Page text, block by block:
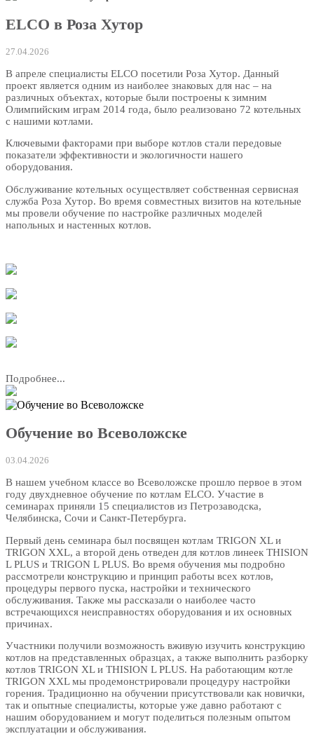
ELCO в Роза Хутор
27.04.2026
В апреле специалисты ELCO посетили Роза Хутор. Данный
проект является одним из наиболее знаковых для нас – на
различных объектах, которые были построены к зимним
Олимпийским играм 2014 года, было реализовано 72 котельных
с нашими котлами.
Ключевыми факторами при выборе котлов стали передовые
показатели эффективности и экологичности нашего
оборудования.
Обслуживание котельных осуществляет собственная сервисная
служба Роза Хутор. Во время совместных визитов на котельные
мы провели обучение по настройке различных моделей
напольных и настенных котлов.
Подробнее...
Обучение во Всеволожске
03.04.2026
В нашем учебном классе во Всеволожске прошло первое в этом
году двухдневное обучение по котлам ELCO. Участие в
семинарах приняли 15 специалистов из Петрозаводска,
Челябинска, Сочи и Санкт-Петербурга.
Первый день семинара был посвящен котлам TRIGON XL и
TRIGON XXL, а второй день отведен для котлов линеек THISION
L PLUS и TRIGON L PLUS. Во время обучения мы подробно
рассмотрели конструкцию и принцип работы всех котлов,
процедуры первого пуска, настройки и технического
обслуживания. Также мы рассказали о наиболее часто
встречающихся неисправностях оборудования и их основных
причинах.
Участники получили возможность вживую изучить конструкцию
котлов на представленных образцах, а также выполнить разборку
котлов TRIGON XL и THISION L PLUS. На работающим котле
TRIGON XXL мы продемонстрировали процедуру настройки
горения. Традиционно на обучении присутствовали как новички,
так и опытные специалисты, которые уже давно работают с
нашим оборудованием и могут поделиться полезным опытом
эксплуатации и обслуживания.